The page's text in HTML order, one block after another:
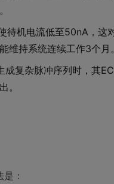
待机电流低至50nA，
维持系统连续工作3个月
成复杂脉冲序列时，其
。
：